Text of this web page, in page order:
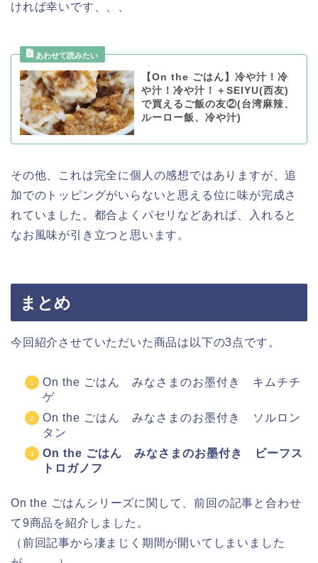
ければ幸いです、、、
【On the ごはん】冷や汁！冷
や汁！冷や汁！＋SEIYU(西友)
で買えるご飯の友②(台湾麻辣、
ルーロー飯、冷や汁)
その他、これは完全に個人の感想ではありますが、追
加でのトッピングがいらないと思える位に味が完成さ
れていました。都合よくパセリなどあれば、入れると
なお風味が引き立つと思います。
まとめ
今回紹介させていただいた商品は以下の3点です。
On the ごはん みなさまのお墨付き キムチチ
ゲ
On the ごはん みなさまのお墨付き ソルロン
タン
On the ごはん みなさまのお墨付き ビーフス
トロガノフ
On the ごはんシリーズに関して、前回の記事と合わせ
て9商品を紹介しました。
（前回記事から凄まじく期間が開いてしまいました